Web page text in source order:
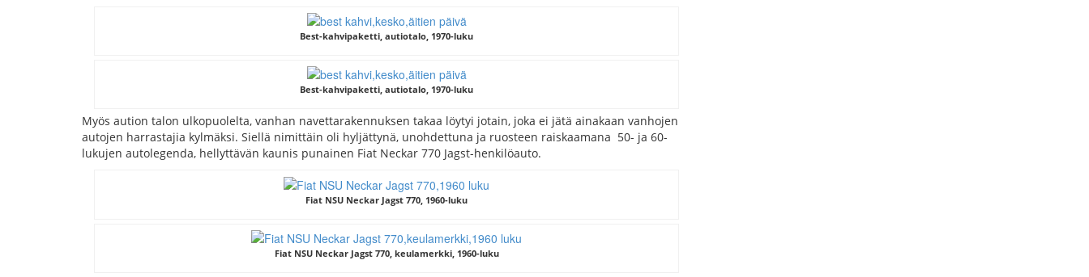
Best-kahvipaketti, autiotalo, 1970-luku
Best-kahvipaketti, autiotalo, 1970-luku
Myös aution talon ulkopuolelta, vanhan navettarakennuksen takaa löytyi jotain, joka ei jätä ainakaan vanhojen
autojen harrastajia kylmäksi. Siellä nimittäin oli hyljättynä, unohdettuna ja ruosteen raiskaamana 50- ja 60-
lukujen autolegenda, hellyttävän kaunis punainen Fiat Neckar 770 Jagst-henkilöauto.
Fiat NSU Neckar Jagst 770, 1960-luku
Fiat NSU Neckar Jagst 770, keulamerkki, 1960-luku